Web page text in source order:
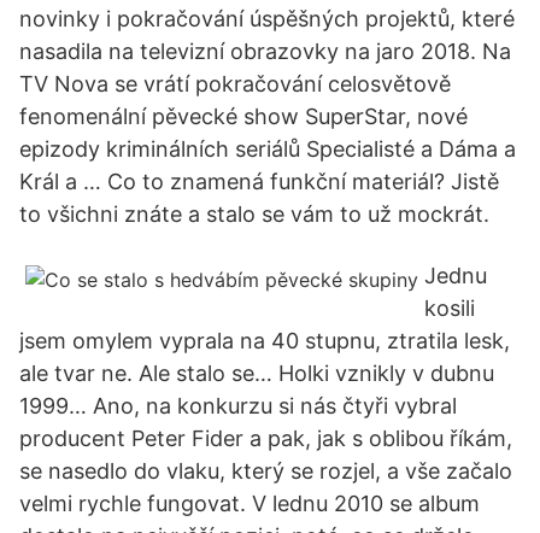
novinky i pokračování úspěšných projektů, které
nasadila na televizní obrazovky na jaro 2018. Na
TV Nova se vrátí pokračování celosvětově
fenomenální pěvecké show SuperStar, nové
epizody kriminálních seriálů Specialisté a Dáma a
Král a … Co to znamená funkční materiál? Jistě
to všichni znáte a stalo se vám to už mockrát.
Jednu
kosili
jsem omylem vyprala na 40 stupnu, ztratila lesk,
ale tvar ne. Ale stalo se… Holki vznikly v dubnu
1999… Ano, na konkurzu si nás čtyři vybral
producent Peter Fider a pak, jak s oblibou říkám,
se nasedlo do vlaku, který se rozjel, a vše začalo
velmi rychle fungovat. V lednu 2010 se album